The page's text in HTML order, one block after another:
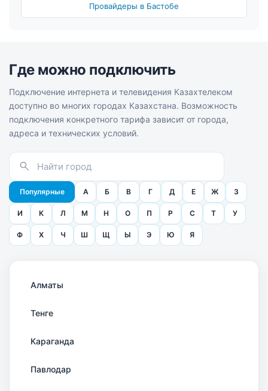
Провайдеры в Бастобе
Где можно подключить
Подключение интернета и телевидения Казахтелеком
доступно во многих городах Казахстана. Возможность
подключения конкретного тарифа зависит от города,
адреса и технических условий.
Популярные А Б В Г Д Е Ж З
И К Л М Н О П Р С Т У
Ф Х Ч Ш Щ Ы Э Ю Я
Алматы
Тенге
Караганда
Павлодар